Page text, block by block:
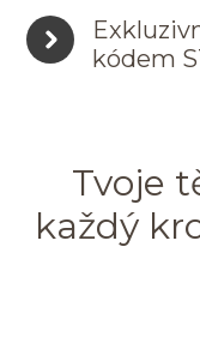
kódem
Tvoje
každý